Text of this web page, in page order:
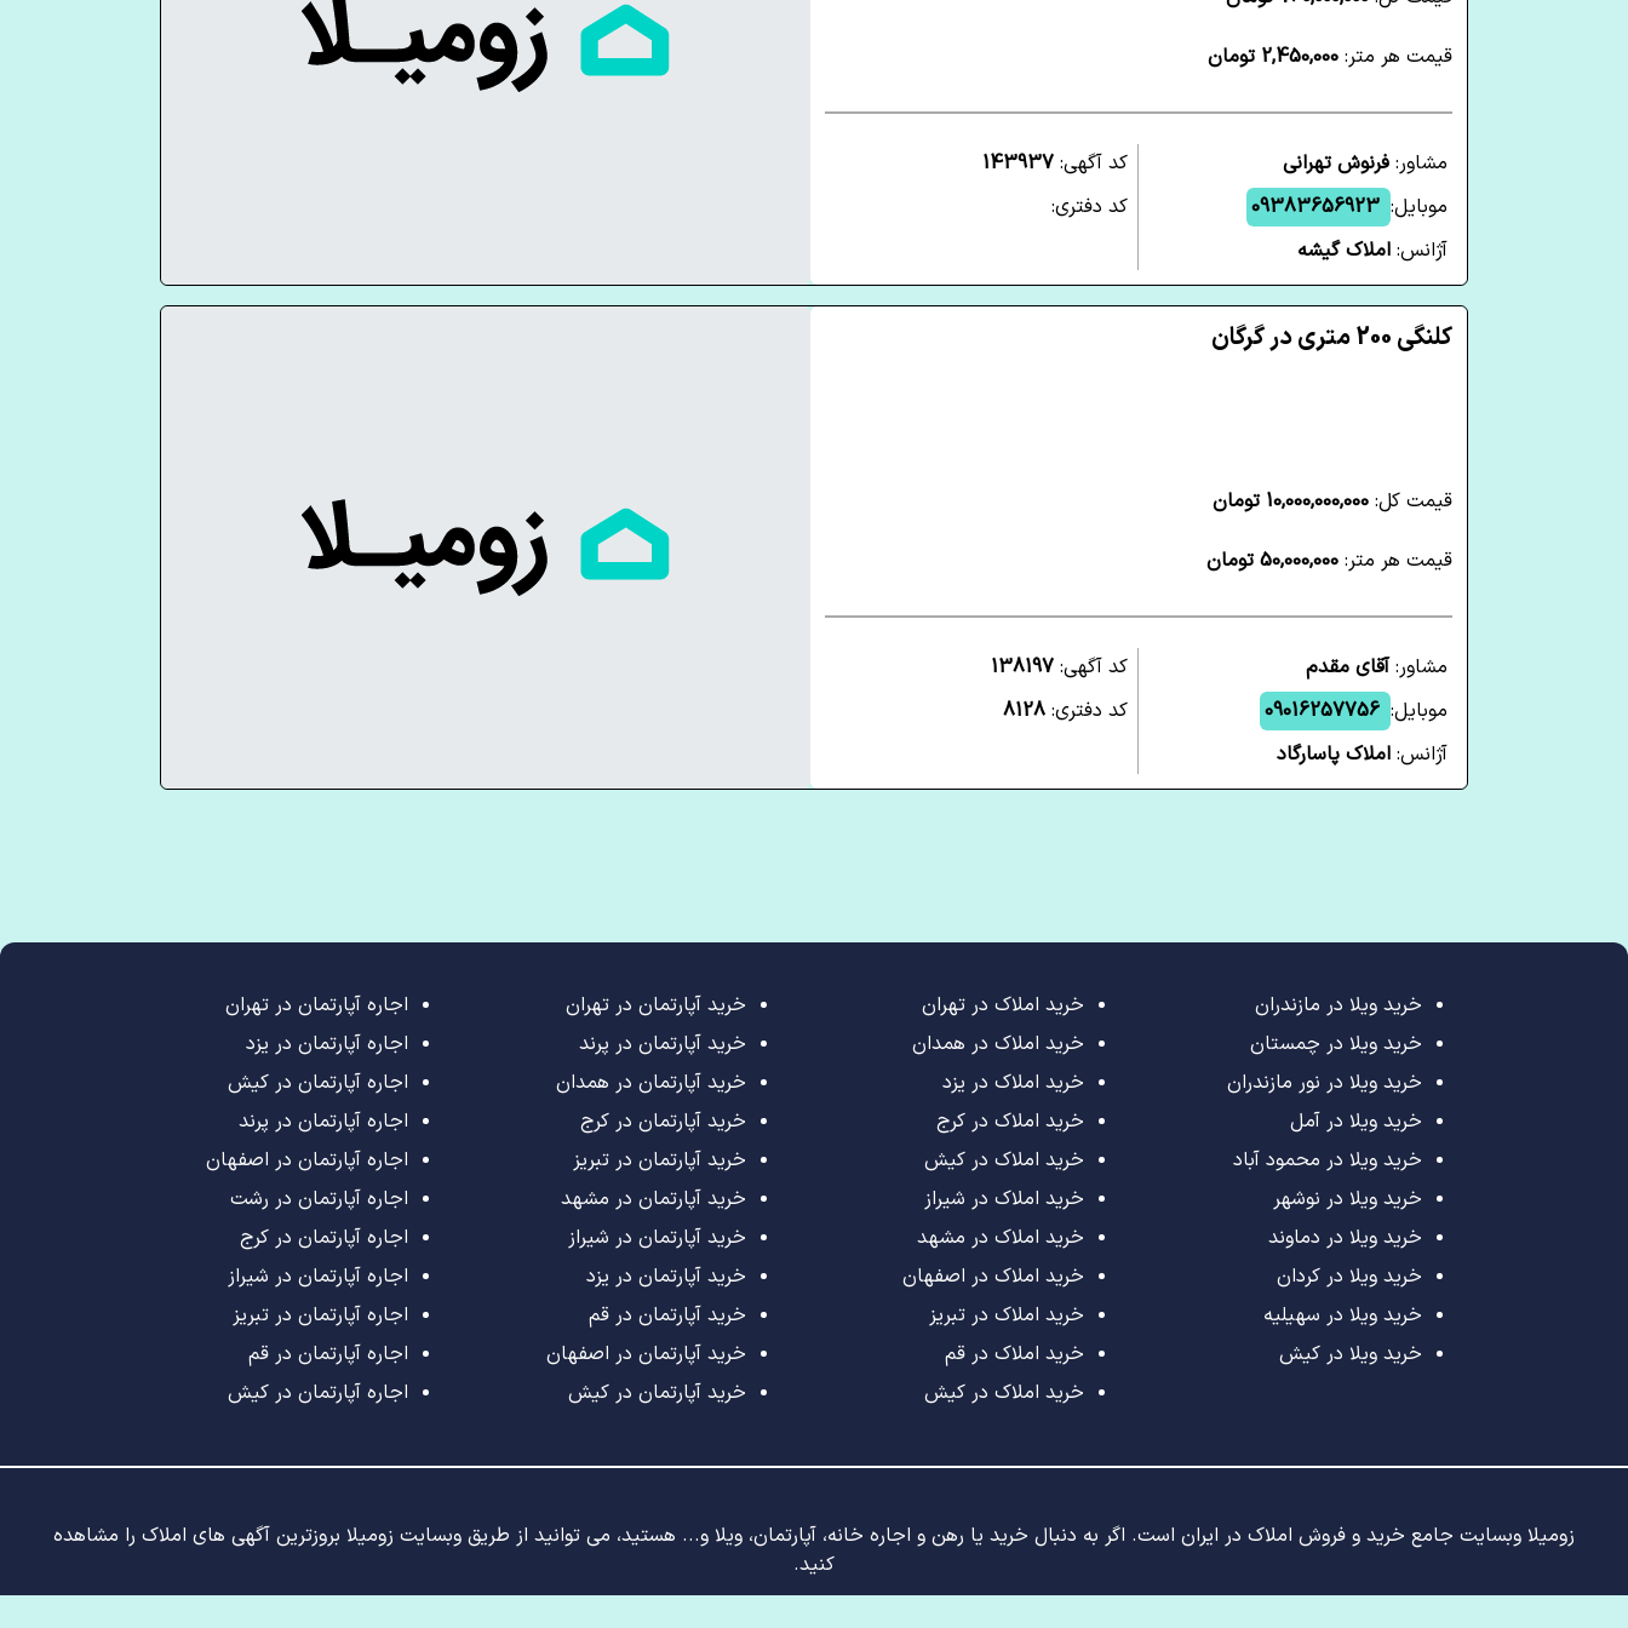
قیمت هر متر: 2,450,000 تومان
مشاور: فرنوش تهرانی
موبایل: 09383656923
آژانس: املاک گیشه
کد آگهی: 143937
کد دفتری:
کلنگی 200 متری در گرگان
قیمت کل: 10,000,000,000 تومان
قیمت هر متر: 50,000,000 تومان
مشاور:آقای مقدم
موبایل: 09016257756
آژانس: املاک پاسارگاد
کد آگهی: 138197
کد دفتری: 8128
خرید ویلا در مازندران
خرید ویلا در چمستان
خرید ویلا در نور مازندران
خرید ویلا در آمل
خرید ویلا در محمود آباد
خرید ویلا در نوشهر
خرید ویلا در دماوند
خرید ویلا در کردان
خرید ویلا در سهیلیه
خرید ویلا در کیش
خرید املاک در تهران
خرید املاک در همدان
خرید املاک در یزد
خرید املاک در کرج
خرید املاک در کیش
خرید املاک در شیراز
خرید املاک در مشهد
خرید املاک در اصفهان
خرید املاک در تبریز
خرید املاک در قم
خرید املاک در کیش
خرید آپارتمان در تهران
خرید آپارتمان در پرند
خرید آپارتمان در همدان
خرید آپارتمان در کرج
خرید آپارتمان در تبریز
خرید آپارتمان در مشهد
خرید آپارتمان در شیراز
خرید آپارتمان در یزد
خرید آپارتمان در قم
خرید آپارتمان در اصفهان
خرید آپارتمان در کیش
اجاره آپارتمان در تهران
اجاره آپارتمان در یزد
اجاره آپارتمان در کیش
اجاره آپارتمان در پرند
اجاره آپارتمان در اصفهان
اجاره آپارتمان در رشت
اجاره آپارتمان در کرج
اجاره آپارتمان در شیراز
اجاره آپارتمان در تبریز
اجاره آپارتمان در قم
اجاره آپارتمان در کیش
زومیلا وبسایت جامع خرید و فروش املاک در ایران است. اگر به دنبال خرید یا رهن و اجاره خانه، آپارتمان، ویلا و... هستید، می توانید از طریق وبسایت زومیلا بروزترین آگهی های املاک را مشاهده
کنید.